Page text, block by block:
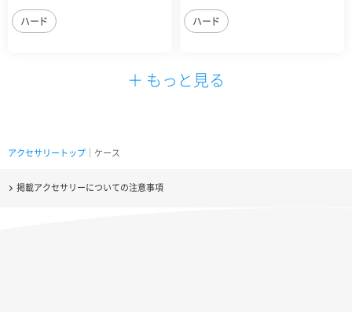
ハード ハード
＋ もっと見る
アクセサリートップ ｜ケース
掲載アクセサリーについての注意事項